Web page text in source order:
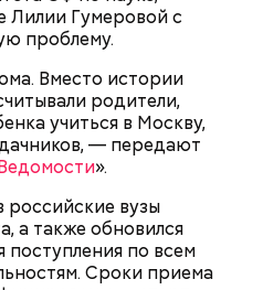
Лилии Гумеровой с
проблему.
Вместо истории
родители,
учиться в Москву,
— передают
».
российские вузы
а также обновился
поступления по всем
Сроки приема
нужно легко
сахара, который
С одной стороны — это
энергию. Но важно
не нужно сильно
арбузами, людям с
весом, —